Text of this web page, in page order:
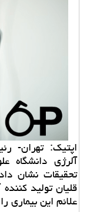
اپتیك: تهران-
آلرژی دانشگاه
تحقیقات نشان
قلیان تولید
علائم این بیماری